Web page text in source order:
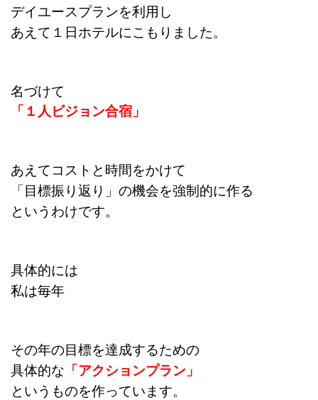
デイユースプランを利用し
あえて１日ホテルにこもりました。
名づけて
「１人ビジョン合宿」
あえてコストと時間をかけて
「目標振り返り」の機会を強制的に作る
というわけです。
具体的には
私は毎年
その年の目標を達成するための
具体的な 「アクションプラン」
というものを作っています。